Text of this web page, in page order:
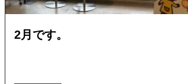
2月です。